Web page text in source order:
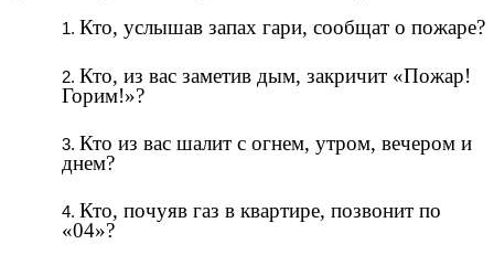
Кто, услышав запах гари, сообщат о пожаре?
Кто, из вас заметив дым, закричит «Пожар!
Горим!»?
Кто из вас шалит с огнем, утром, вечером и
днем?
Кто, почуяв газ в квартире, позвонит по
«04»?